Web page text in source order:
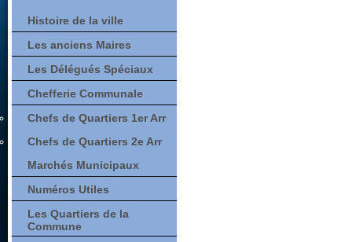
Histoire de la ville
Les anciens Maires
Les Délégués Spéciaux
Chefferie Communale
Chefs de Quartiers 1er Arr
Chefs de Quartiers 2e Arr
Marchés Municipaux
Numéros Utiles
Les Quartiers de la
Commune